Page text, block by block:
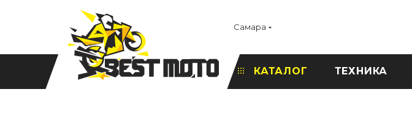
Самара
КАТАЛОГ ТЕХНИКА